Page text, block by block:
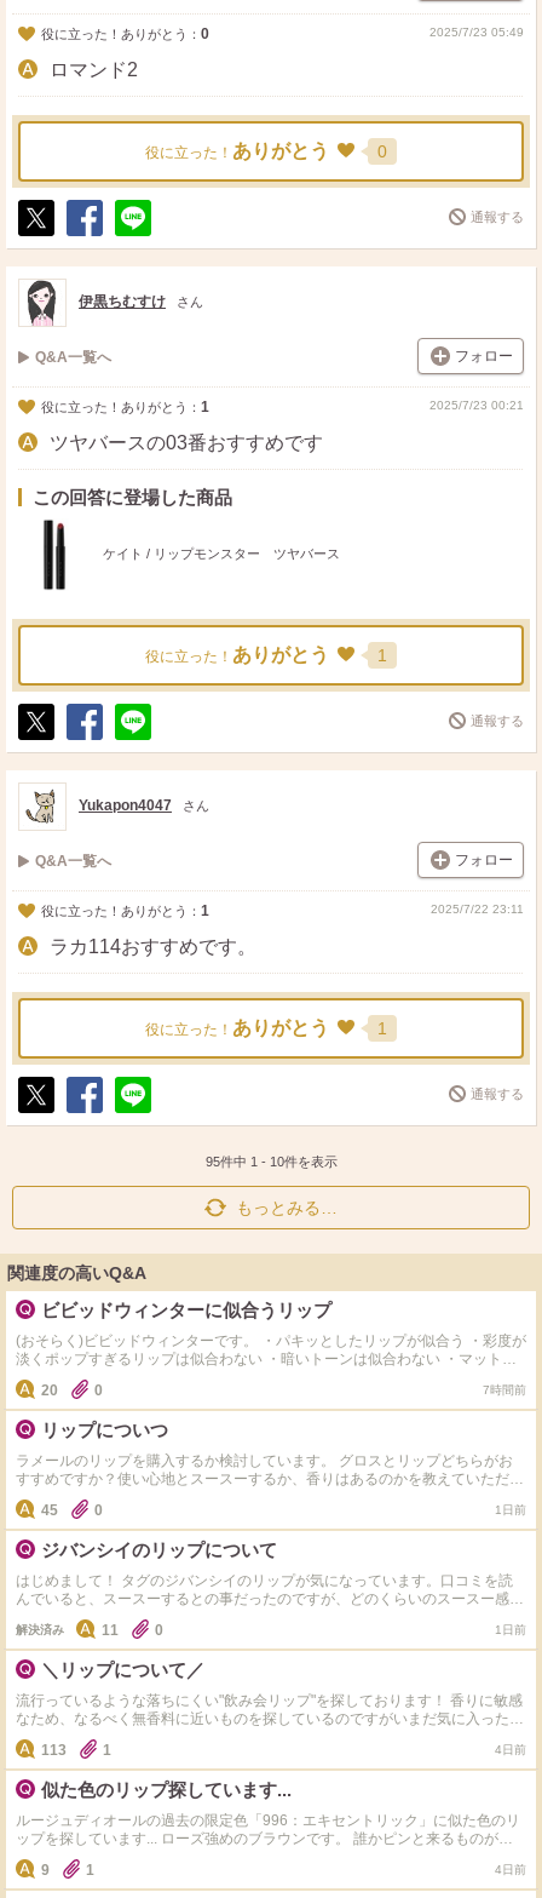
役に立った！ありがとう： 0 2025/7/23 05:49
ロマンド2
役に立った！ ありがとう 0
ポ
ス
ト
シ
ェ
送
る
通報する
伊黒ちむすけ さん
Q&A一覧へ フォロー
役に立った！ありがとう： 1 2025/7/23 00:21
ツヤバースの03番おすすめです
この回答に登場した商品
ケイト / リップモンスター ツヤバース
役に立った！ ありがとう 1
ポ
ス
ト
シ
ェ
送
る
通報する
Yukapon4047 さん
Q&A一覧へ フォロー
役に立った！ありがとう： 1 2025/7/22 23:11
ラカ114おすすめです。
役に立った！ ありがとう 1
ポ
シ
送
通報する
95件中 1 - 10件を表示
もっとみる…
関連度の高いQ&A
ビビッドウィンターに似合うリップ
(おそらく)ビビッドウィンターです。 ・パキッとしたリップが似合う ・彩度が
淡くポップすぎるリップは似合わない ・暗いトーンは似合わない ・マットで
のっぺり重たいものよりも透け感があり立体感があるリップのほうが好き ・
最近はピンク系が好き ビビッドウィンターにおすすめのリップを、カラーと
ともに教えていただけると嬉しいです！
20 0 7時間前
リップについつ
ラメールのリップを購入するか検討しています。 グロスとリップどちらがお
すすめですか？使い心地とスースーするか、香りはあるのかを教えていただき
たいです。
45 0 1日前
ジバンシイのリップについて
はじめまして！ タグのジバンシイのリップが気になっています。口コミを読
んでいると、スースーするとの事だったのですが、どのくらいのスースー感で
しょうか？ 使ったことのあるリップで、 JILLSTUARTのプランパー VISEのプ
ランパー このどちらかと比較して頂きたいです。 試したことのある方、お願
いいたします！
解決済み 11 0 1日前
＼リップについて／
流行っているような落ちにくい"飲み会リップ"を探しております！ 香りに敏感
なため、なるべく無香料に近いものを探しているのですがいまだ気に入ったも
のに出会えず…(*_*) 皆様のお気に入りリップアイテムを教えていただけませ
んでしょうか？ （リップ・グロス・リップライナー等◎） よろしくお願いし
ます！ ★私の愛用リップアイテムはこちらです↓ ・HACCI リップスティック
・Cle de Peau Beaute ソワンプロテクトゥールレーブル ・JILL STUART リッ
プバーム ・資生堂 UVリップカラースプラッシュ タヒチブルー ・セザンヌト
リートメントリップバーム ・NARS アフターグロー リップバーム N 888 ・
Cle de Peau Beaute ルージュアレーブル 19&26
113 1 4日前
似た色のリップ探しています...
ルージュディオールの過去の限定色「996：エキセントリック」に似た色のリ
ップを探しています... ローズ強めのブラウンです。 誰かピンと来るものがあ
れば教えてください！
9 1 4日前